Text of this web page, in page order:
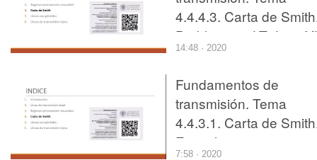
4.4.4.3. Carta de
Problema 3. LT+Ls e
14:48 · 2020
Fundamentos de
transmisión. Tema
4.4.3.1. Carta de
Ejemplo 1.
7:58 · 2020